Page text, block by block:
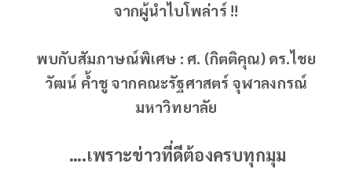
จากผู้นำไบโพล่าร์ !!
พบกับสัมภาษณ์พิเศษ : ศ. (กิตติคุณ) ดร.ไชย
วัฒน์ ค้ำชู จากคณะรัฐศาสตร์ จุฬาลงกรณ์
มหาวิทยาลัย
….เพราะข่าวที่ดีต้องครบทุกมุม